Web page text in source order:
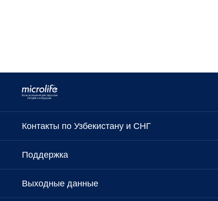
Контакты по Узбекистану и СНГ
Поддержка
Выходные данные